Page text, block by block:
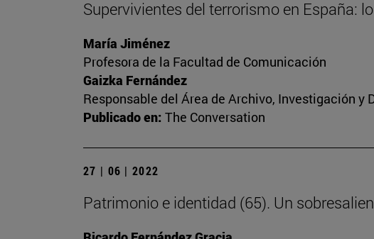
Supervivientes del terrorismo en España:
María Jiménez
Profesora de la Facultad de Comunicación
Gaizka Fernández
Responsable del Área de Archivo, Investigación
Publicado en: The Conversation
27 | 06 | 2022
Patrimonio e identidad (65). Un